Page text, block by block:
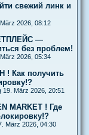
свежий линк и
2026, 08:12
—
без проблем!
2026, 05:34
! Как получить
19. März 2026, 20:51
MARKET ! Где
März 2026, 04:30